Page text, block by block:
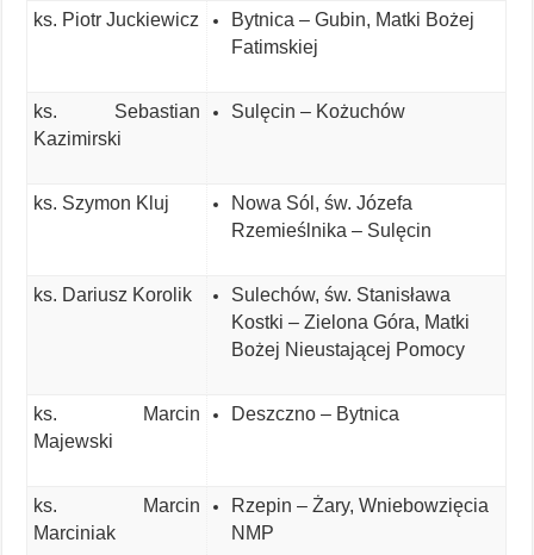
ks. Piotr Juckiewicz
Bytnica – Gubin, Matki Bożej
Fatimskiej
ks. Sebastian
Kazimirski
Sulęcin – Kożuchów
ks. Szymon Kluj
Nowa Sól, św. Józefa
Rzemieślnika – Sulęcin
ks. Dariusz Korolik
Sulechów, św. Stanisława
Kostki – Zielona Góra, Matki
Bożej Nieustającej Pomocy
ks. Marcin
Majewski
Deszczno – Bytnica
ks. Marcin
Marciniak
Rzepin – Żary, Wniebowzięcia
NMP